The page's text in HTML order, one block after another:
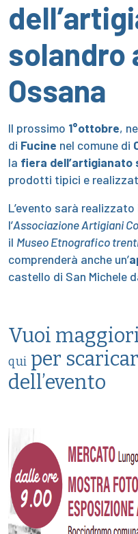
solandro
Ossana
Il prossimo 1°ottobre,
di Fucine nel comune di
la fiera dell’artigianato
prodotti tipici e
L’evento sarà
l’Associazione Artigiani
il Museo Etnografico
comprenderà anche un’
castello di San Michele
Vuoi
qui per
dell’evento